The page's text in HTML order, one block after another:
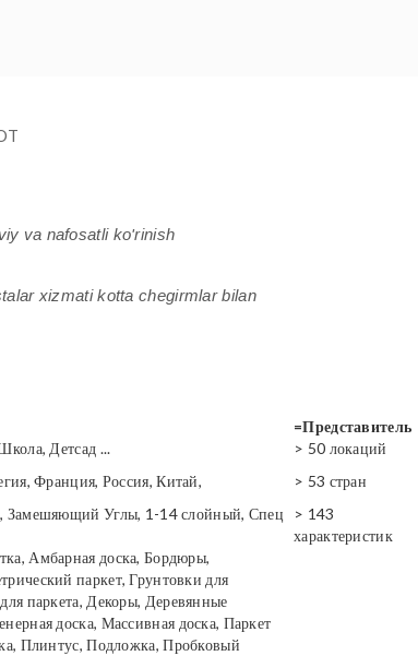
va nafosatli ko'rinish
xizmati kotta chegirmlar bilan
=Представитель
Детсад ...
> 50 локаций
Франция, Россия, Китай, > 53 стран
Замешяющий Углы, 1-14 слойный, Спец
> 143
характеристик
Амбарная доска, Бордюры,
паркет, Грунтовки для
паркета, Декоры, Деревянные
доска, Массивная доска, Паркет
Плинтус, Подложка, Пробковый